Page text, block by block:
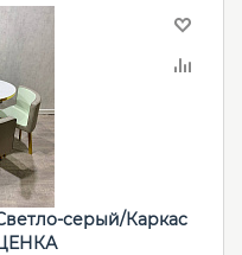
серый/Каркас